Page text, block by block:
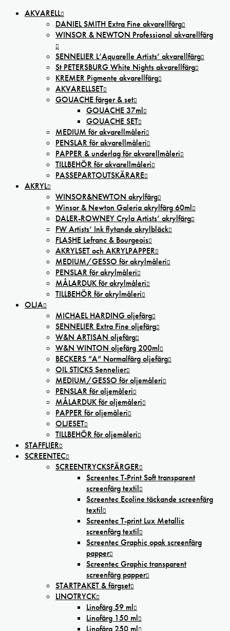
AKVARELL
DANIEL SMITH Extra Fine akvarellfärg
WINSOR & NEWTON Professional akvarellfärg
SENNELIER L’Aquarelle Artists’ akvarellfärg
St PETERSBURG White Nights akvarellfärg
KREMER Pigmente akvarellfärg
AKVARELLSET
GOUACHE färger & set
GOUACHE 37ml
GOUACHE SET
MEDIUM för akvarellmåleri
PENSLAR för akvarellmåleri
PAPPER & underlag för akvarellmåleri
TILLBEHÖR för akvarellmåleri
PASSEPARTOUTSKÄRARE
AKRYL
WINSOR&NEWTON akrylfärg
Winsor & Newton Galeria akrylfärg 60ml
DALER-ROWNEY Cryla Artists’ akrylfärg
FW Artists’ Ink flytande akrylbläck
FLASHE Lefranc & Bourgeois
AKRYLSET och AKRYLPAPPER
MEDIUM/GESSO för akrylmåleri
PENSLAR för akrylmåleri
MÅLARDUK för akrylmåleri
TILLBEHÖR för akrylmåleri
OLJA
MICHAEL HARDING oljefärg
SENNELIER Extra Fine oljefärg
W&N ARTISAN oljefärg
W&N WINTON oljefärg 200ml
BECKERS ”A” Normalfärg oljefärg
OIL STICKS Sennelier
MEDIUM/GESSO för oljemåleri
PENSLAR för oljemåleri
MÅLARDUK för oljemåleri
PAPPER för oljemåleri
OLJESET
TILLBEHÖR för oljemåleri
STAFFLIER
SCREENTEC
SCREENTRYCKSFÄRGER
Screentec T-Print Soft transparent
screenfärg textil
Screentec Ecoline täckande screenfärg
textil
Screentec T-print Lux Metallic
screenfärg textil
Screentec Graphic opak screenfärg
papper
Screentec Graphic transparent
screenfärg papper
STARTPAKET & färgset
LINOTRYCK
Linofärg 59 ml
Linofärg 150 ml
Linofärg 250 ml